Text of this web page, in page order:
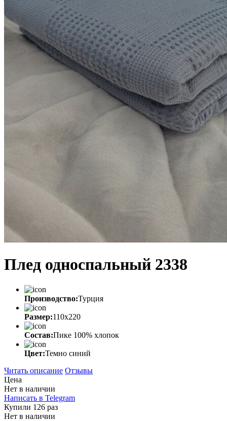
Плед односпальный 2338
Производство:Турция
Размер:110х220
Состав:Пике 100% хлопок
Цвет:Темно синий
Читать описание Отзывы
Цена
Нет в наличии
Написать в Telegram
Купили 126 раз
Нет в наличии